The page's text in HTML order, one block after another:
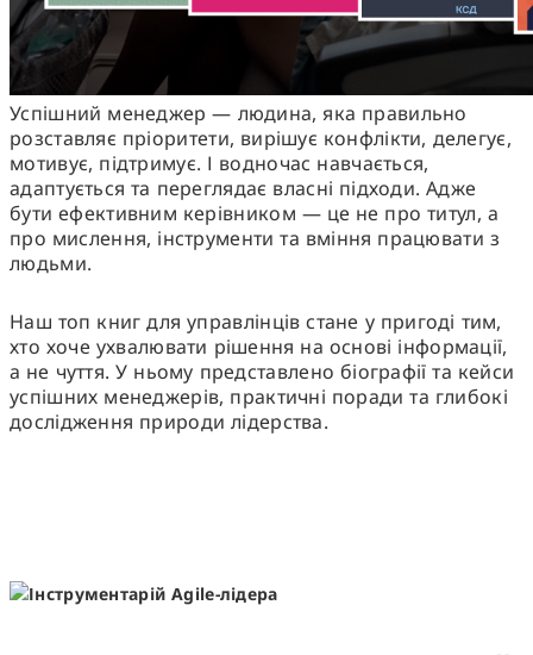
Успішний менеджер — людина, яка правильно
розставляє пріоритети, вирішує конфлікти, делегує,
мотивує, підтримує. І водночас навчається,
адаптується та переглядає власні підходи. Адже
бути ефективним керівником — це не про титул, а
про мислення, інструменти та вміння працювати з
людьми.
Наш топ книг для управлінців стане у пригоді тим,
хто хоче ухвалювати рішення на основі інформації,
а не чуття. У ньому представлено біографії та кейси
успішних менеджерів, практичні поради та глибокі
дослідження природи лідерства.